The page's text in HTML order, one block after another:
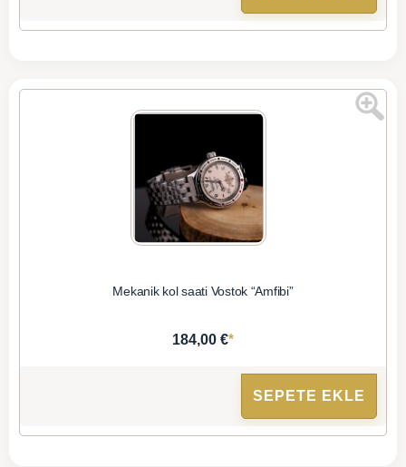
Mekanik kol saati Vostok “Amfibi”
184,00 €*
SEPETE EKLE